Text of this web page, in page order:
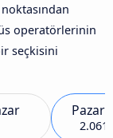
operatörlerinin
seçkisini
2.061